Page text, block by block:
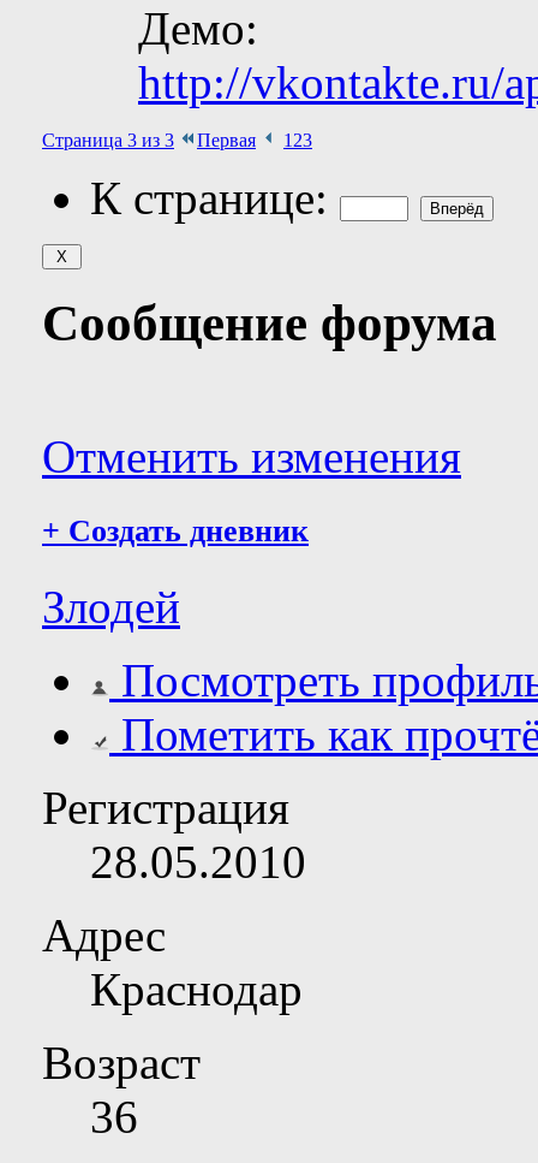
Демо:
http://vkontakte.ru/
Страница 3 из 3 Первая 1 23
К странице:
Сообщение форума
Отменить изменения
+ Создать дневник
Злодей
Посмотреть
Пометить как
Регистрация
28.05.2010
Адрес
Краснодар
Возраст
36